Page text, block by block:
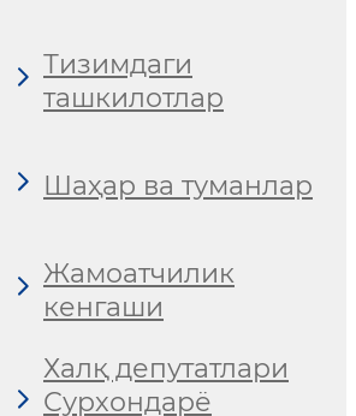
Тизимдаги
ташкилотлар
Шаҳар ва туманлар
Жамоатчилик
кенгаши
Халқ депутатлари
Сурхондарё